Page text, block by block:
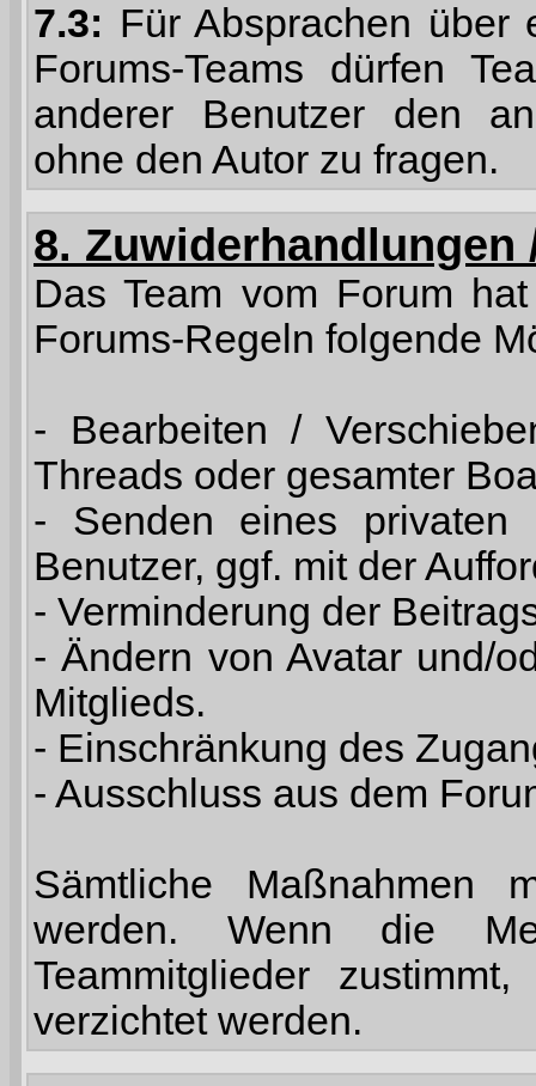
7.3: Für Absprachen über
Forums-Teams dürfen
anderer Benutzer den
ohne den Autor zu fragen.
8. Zuwiderhandlungen
Das Team vom Forum
Forums-Regeln folgende
- Bearbeiten /
Threads oder gesamter
- Senden eines privaten
Benutzer, ggf. mit der
- Verminderung der
- Ändern von Avatar und/
Mitglieds.
- Einschränkung des
- Ausschluss aus dem
Sämtliche Maßnahmen
werden. Wenn die
Teammitglieder
verzichtet werden.